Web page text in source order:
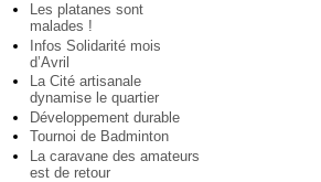
Les platanes sont
malades !
Infos Solidarité mois
d’Avril
La Cité artisanale
dynamise le quartier
Développement durable
Tournoi de Badminton
La caravane des amateurs
est de retour